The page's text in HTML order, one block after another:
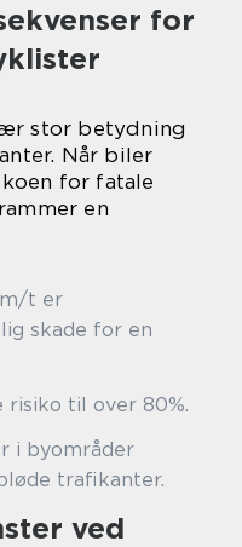
for
stor betydning
Når biler
for fatale
en
t er
skade for en
til over 80%.
i byområder
trafikanter.
ved